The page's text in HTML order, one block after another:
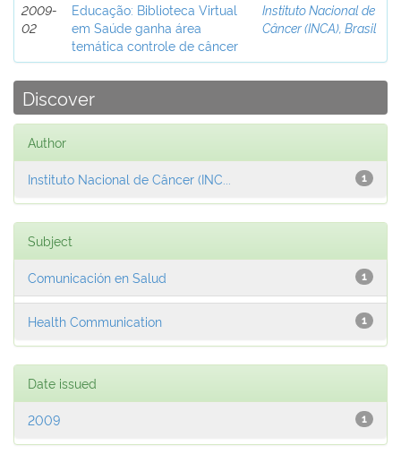
2009-
02
Educação: Biblioteca Virtual
em Saúde ganha área
temática controle de câncer
Instituto Nacional de
Câncer (INCA), Brasil
Discover
Author
1
Instituto Nacional de Câncer (INC...
Subject
1
Comunicación en Salud
1
Health Communication
Date issued
1
2009